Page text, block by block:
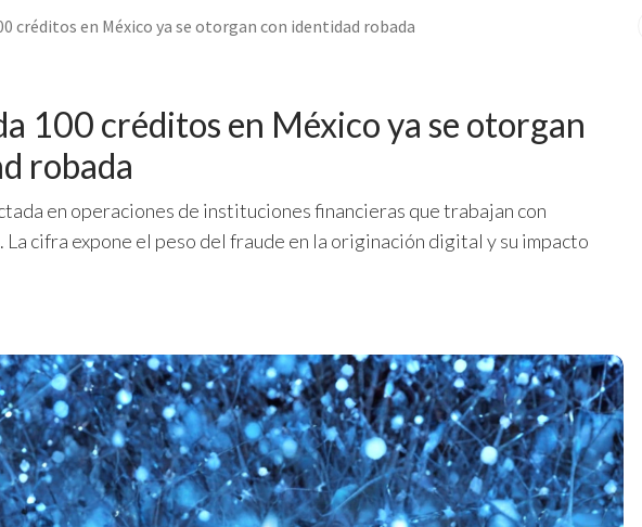
créditos en México ya se otorgan con identidad robada
100 créditos en México ya se otorgan
robada
en operaciones de instituciones financieras que trabajan con
cifra expone el peso del fraude en la originación digital y su impacto